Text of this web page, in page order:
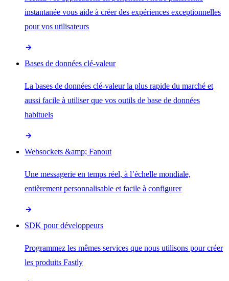
instantanée vous aide à créer des expériences exceptionnelles
pour vos utilisateurs
Bases de données clé-valeur
La bases de données clé-valeur la plus rapide du marché et
aussi facile à utiliser que vos outils de base de données
habituels
Websockets &amp; Fanout
Une messagerie en temps réel, à l’échelle mondiale,
entièrement personnalisable et facile à configurer
SDK pour développeurs
Programmez les mêmes services que nous utilisons pour créer
les produits Fastly